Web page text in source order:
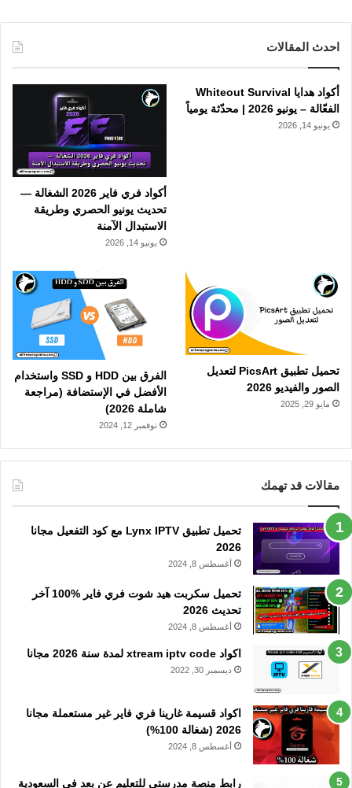
احدث المقالات
أكواد هدايا Whiteout Survival
الفعّالة – يونيو 2026 | محدّثة يومياً
يونيو 14, 2026
أكواد فري فاير 2026 الشغالة —
تحديث يونيو الحصري وطريقة
الاستبدال الآمنة
يونيو 14, 2026
تحميل تطبيق PicsArt لتعديل
الصور والفيديو 2026
مايو 29, 2025
الفرق بين HDD و SSD واستخدام
الأفضل في الإستضافة (مراجعة
شاملة 2026)
نوفمبر 12, 2024
مقالات قد تهمك
تحميل تطبيق Lynx IPTV مع كود التفعيل مجانا
2026
أغسطس 8, 2024
تحميل سكربت هيد شوت فري فاير %100 آخر
تحديث 2026
أغسطس 8, 2024
اكواد xtream iptv code لمدة سنة 2026 مجانا
ديسمبر 30, 2022
اكواد قسيمة غارينا فري فاير غير مستعملة مجانا
2026 (شغالة 100%)
أغسطس 8, 2024
رابط منصة مدرستي للتعليم عن بعد في السعودية